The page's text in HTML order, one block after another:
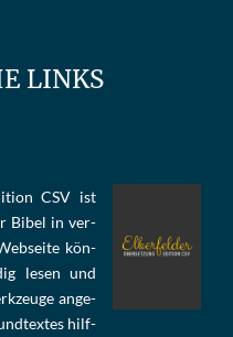
LINKS
CSV ist
Bi­bel in ver­
kön­
le­sen und
an­ge­
hilf­